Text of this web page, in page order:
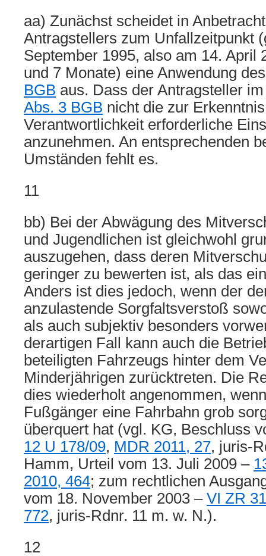
aa) Zunächst scheidet in
Antragstellers zum Unfallzeitpunkt
September 1995, also am 14. April
und 7 Monate) eine Anwendung
BGB aus. Dass der Antragsteller
Abs. 3 BGB nicht die zur
Verantwortlichkeit erforderliche
anzunehmen. An entsprechenden
Umständen fehlt es.
11
bb) Bei der Abwägung des
und Jugendlichen ist gleichwohl
auszugehen, dass deren
geringer zu bewerten ist, als das
Anders ist dies jedoch, wenn der
anzulastende Sorgfaltsverstoß
als auch subjektiv besonders
derartigen Fall kann auch die
beteiligten Fahrzeugs hinter dem
Minderjährigen zurücktreten. Die
dies wiederholt angenommen,
Fußgänger eine Fahrbahn grob
überquert hat (vgl. KG, Beschluss
12 U 178/09, MDR 2011, 27, juris-
Hamm, Urteil vom 13. Juli 2009 –
2010, 464; zum rechtlichen
vom 18. November 2003 – VI ZR
772, juris-Rdnr. 11 m. w. N.).
12